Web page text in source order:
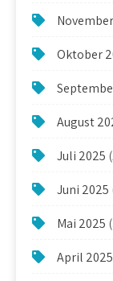
Oktober
August
Juli 2025
Juni 2025
Mai 2025
April 2025